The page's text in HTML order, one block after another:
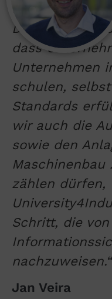
Denn wir sind
dass
Unternehmen
schulen,
Standards
wir auch die
sowie den
Maschinenbau
zählen dürfen,
Schritt, die
nachzuweisen.“
Jan Veira